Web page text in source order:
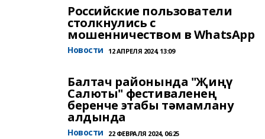
Российские пользователи
столкнулись с
мошенничеством в WhatsApp
Новости 12 АПРЕЛЯ 2024, 13:09
Балтач районында "Җиңү
Салюты" фестиваленең
беренче этабы тәмамлану
алдында
Новости 22 ФЕВРАЛЯ 2024, 06:25